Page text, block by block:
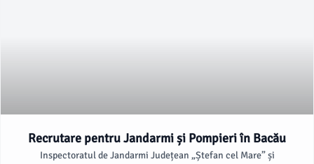
Recrutare pentru Jandarmi și Pompieri în Bacău
Inspectoratul de Jandarmi Județean „Ștefan cel Mare” și